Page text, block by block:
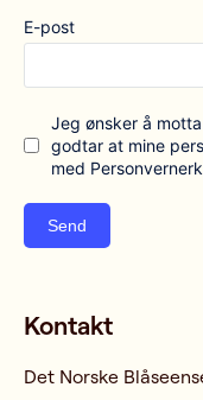
E-post
Jeg ønsker å
godtar at mine
med
Send
Kontakt
Det Norske